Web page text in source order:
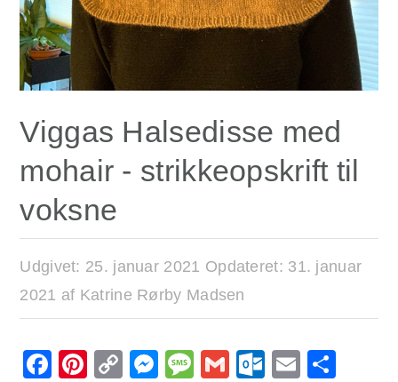
Viggas Halsedisse med
mohair - strikkeopskrift til
voksne
Udgivet: 25. januar 2021 Opdateret: 31. januar
2021 af Katrine Rørby Madsen
Facebook
Pinterest
CopyMessenger
Message
Gmail Email